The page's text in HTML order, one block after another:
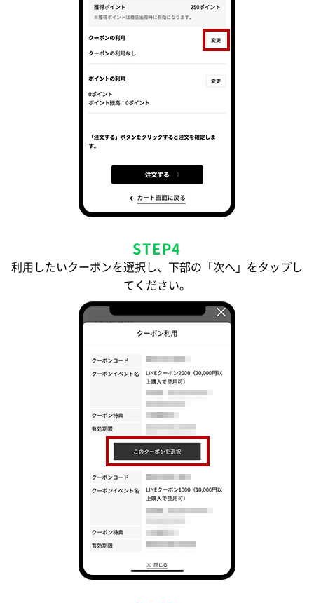
STEP4
利用したいクーポンを選択し、下部の「次へ」をタップし
てください。